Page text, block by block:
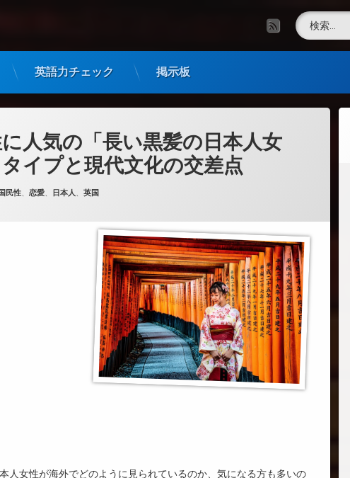
RSS検索:
英語力チェック 掲示板
人気の「長い黒髪の日本人女
イプと現代文化の交差点
:
国民性、 恋愛、 日本人、 英国
人女性が海外でどのように見られているのか、気になる方も多いの